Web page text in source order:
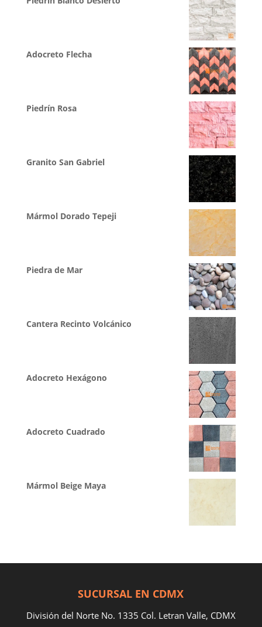
Adocreto Flecha
Piedrín Rosa
Granito San Gabriel
Mármol Dorado Tepeji
Piedra de Mar
Cantera Recinto Volcánico
Adocreto Hexágono
Adocreto Cuadrado
Mármol Beige Maya
SUCURSAL EN CDMX
División del Norte No. 1335 Col. Letran Valle, CDMX